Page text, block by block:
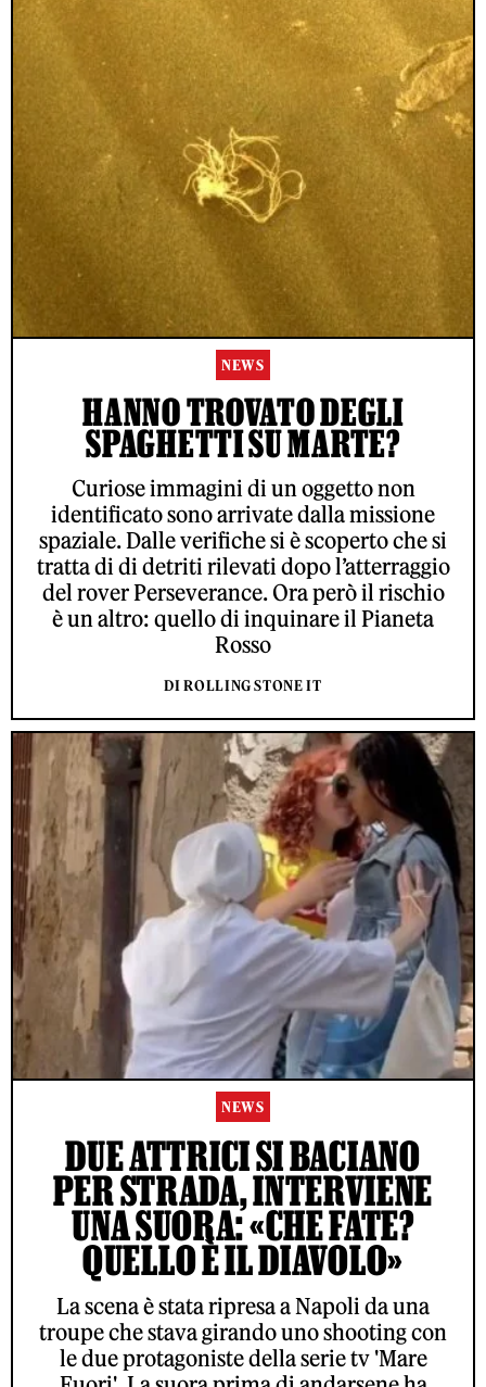
NEWS
HANNO TROVATO DEGLI
SPAGHETTI SU MARTE?
Curiose immagini di un oggetto non
identificato sono arrivate dalla missione
spaziale. Dalle verifiche si è scoperto che si
tratta di di detriti rilevati dopo l’atterraggio
del rover Perseverance. Ora però il rischio
è un altro: quello di inquinare il Pianeta
Rosso
DI ROLLING STONE IT
NEWS
DUE ATTRICI SI BACIANO
PER STRADA, INTERVIENE
UNA SUORA: «CHE FATE?
QUELLO È IL DIAVOLO»
La scena è stata ripresa a Napoli da una
troupe che stava girando uno shooting con
le due protagoniste della serie tv 'Mare